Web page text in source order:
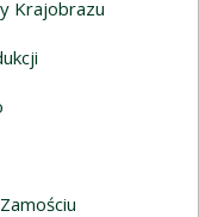
Krajobrazu